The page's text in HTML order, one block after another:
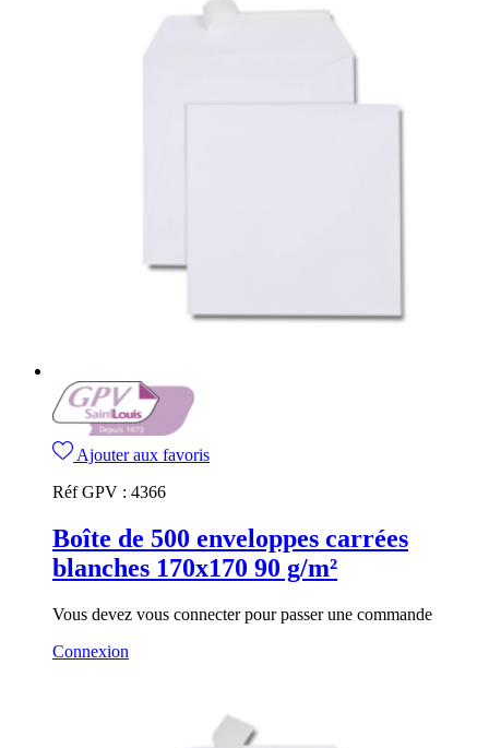
Ajouter aux favoris
Réf GPV : 4366
Boîte de 500 enveloppes carrées
blanches 170x170 90 g/m²
Vous devez vous connecter pour passer une commande
Connexion